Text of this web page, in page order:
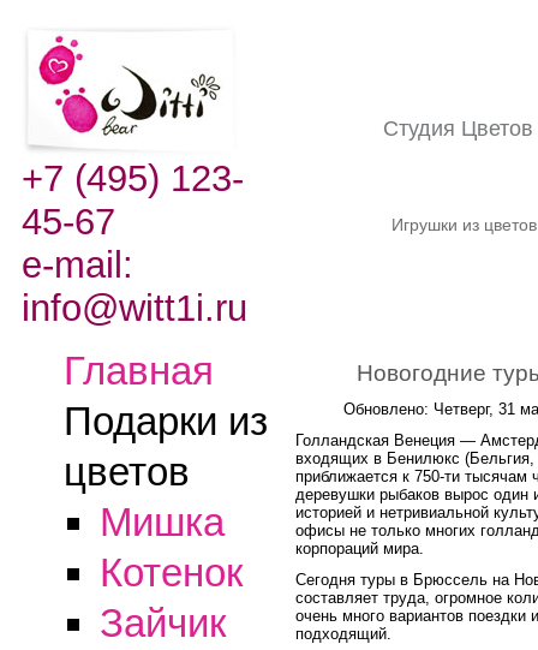
+7 (495) 123-
45-67
e-mail:
info@witt1i.ru
Студия Цветов
Игрушки из
Главная
Подарки из
цветов
Мишка
Котенок
Зайчик
Новогодние
Обновлено: Четверг, 31
Голландская Венеция —
входящих в Бенилюкс
приближается к 750-ти тысячам
деревушки рыбаков вырос один
историей и нетривиальной
офисы не только многих
корпораций мира.
Сегодня туры в Брюссель на
составляет труда, огромное
очень много вариантов
подходящий.